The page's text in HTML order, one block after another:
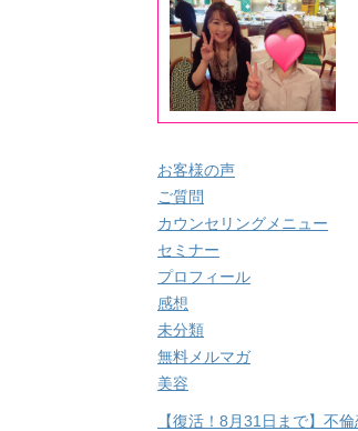
お客様の声
ご質問
カウンセリングメニュー
セミナー
プロフィール
感想
未分類
無料メルマガ
美容
【復活！8月31日まで】不